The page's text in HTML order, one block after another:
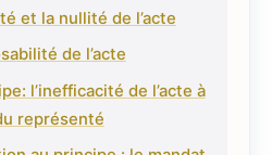
et la nullité de l’acte
de l’acte
l’inefficacité de l’acte à
représenté